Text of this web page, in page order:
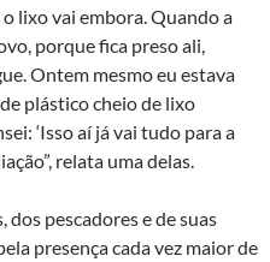
o lixo vai embora. Quando a
porque fica preso ali,
Ontem mesmo eu estava
plástico cheio de lixo
‘Isso aí já vai tudo para a
relata uma delas.
pescadores e de suas
presença cada vez maior de